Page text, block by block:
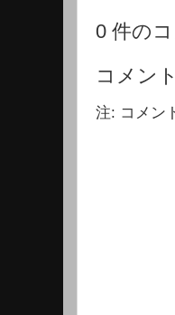
0 件の
コメン
注: コメン